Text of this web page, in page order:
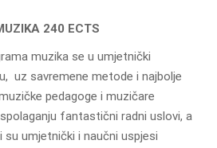
240 ECTS
muzika se u umjetnički
uz savremene metode i najbolje
pedagoge i muzičare
fantastični radni uslovi, a
umjetnički i naučni uspjesi